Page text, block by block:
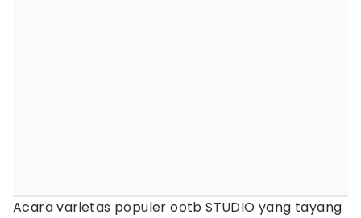
Acara varietas populer ootb STUDIO yang tayang